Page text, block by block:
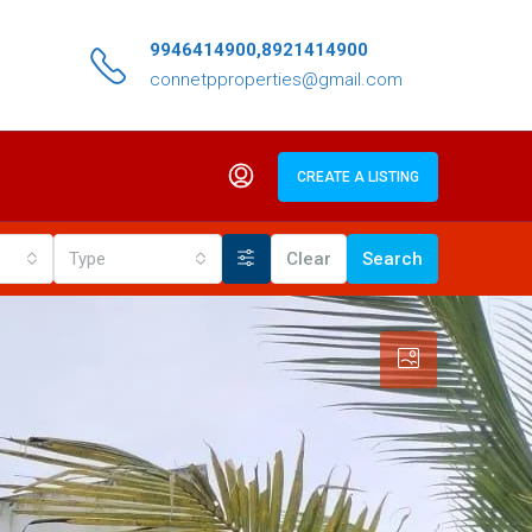
9946414900,8921414900
connetpproperties@gmail.com
CREATE A LISTING
Type Clear Search